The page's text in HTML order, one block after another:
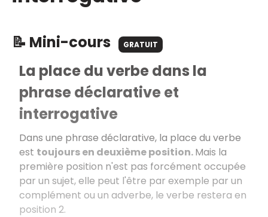
📝 Mini-cours GRATUIT
La place du verbe dans la
phrase déclarative et
interrogative
Dans une phrase déclarative, la place du verbe
est toujours en deuxième position.Mais la
première position n'est pas forcément occupée
par un sujet, elle peut l'être par exemple par un
complément ou un adverbe, le verbe restera en
position 2.